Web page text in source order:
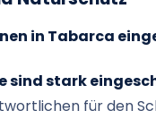
in Tabarca
sind stark
für den